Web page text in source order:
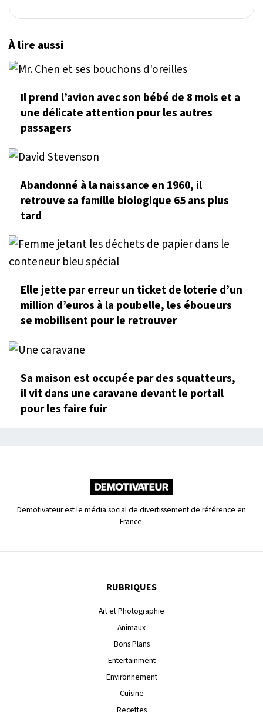
À lire aussi
Il prend l’avion avec son bébé de 8 mois et a
une délicate attention pour les autres
passagers
Abandonné à la naissance en 1960, il
retrouve sa famille biologique 65 ans plus
tard
Elle jette par erreur un ticket de loterie d’un
million d’euros à la poubelle, les éboueurs
se mobilisent pour le retrouver
Sa maison est occupée par des squatteurs,
il vit dans une caravane devant le portail
pour les faire fuir
Demotivateur est le média social de divertissement de référence en
France.
RUBRIQUES
Art et Photographie
Animaux
Bons Plans
Entertainment
Environnement
Cuisine
Recettes